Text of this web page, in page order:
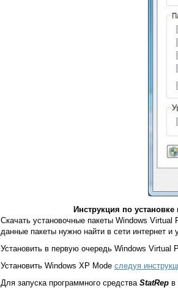
Инструкция по
Скачать установочные пакеты Windows Virtual
данные пакеты нужно найти в сети интернет и
Установить в первую очередь Windows Virtual
Установить Windows XP Mode следуя
Для запуска программного средства StatRep в